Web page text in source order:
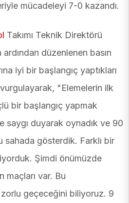
mücadeleyi 7-0 kazandı.
Takımı Teknik Direktörü
düzenlenen basın
iyi bir başlangıç yaptıkları
"Elemelerin ilk
bir başlangıç yapmak
saygı duyarak oynadık ve 90
sahada gösterdik. Farklı bir
Şimdi önümüzde
maçları var. Bu
zorlu geçeceğini biliyoruz. 9